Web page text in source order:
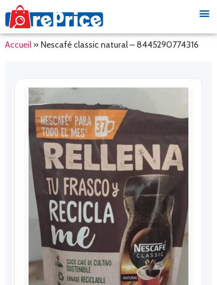
Accueil » Nescafé classic natural – 8445290774316